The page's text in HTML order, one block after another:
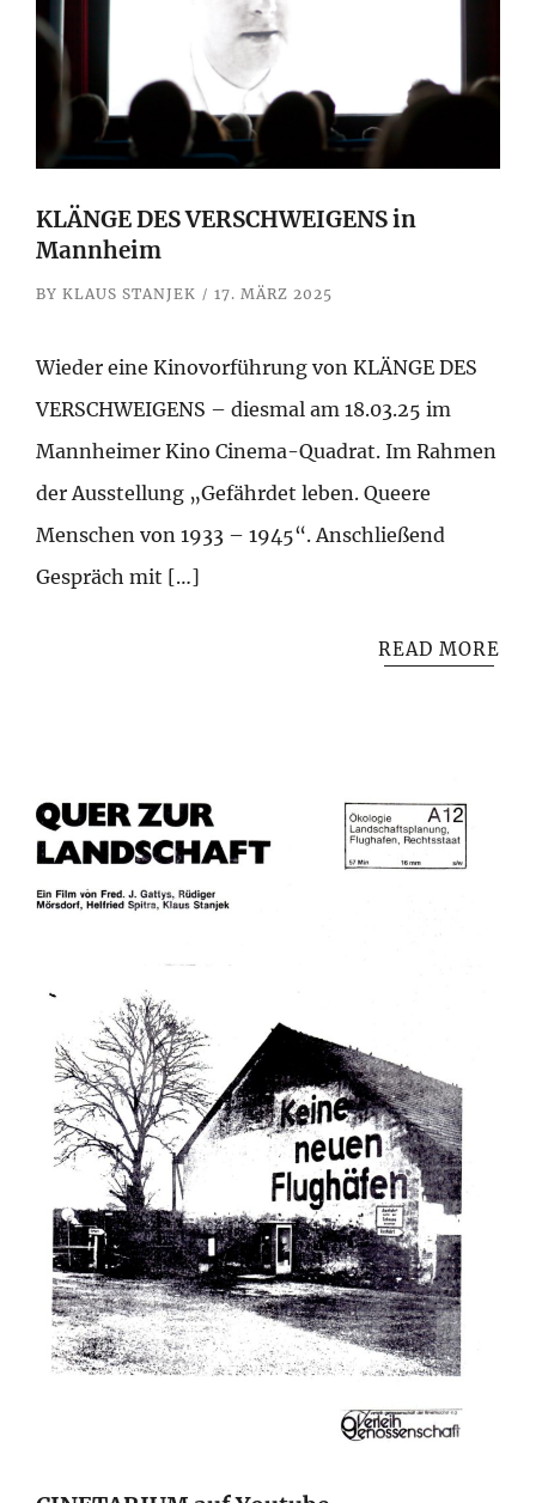
KLÄNGE DES VERSCHWEIGENS in
Mannheim
BY KLAUS STANJEK 17. MÄRZ 2025
Wieder eine Kinovorführung von KLÄNGE DES
VERSCHWEIGENS – diesmal am 18.03.25 im
Mannheimer Kino Cinema-Quadrat. Im Rahmen
der Ausstellung „Gefährdet leben. Queere
Menschen von 1933 – 1945“. Anschließend
Gespräch mit […]
READ MORE